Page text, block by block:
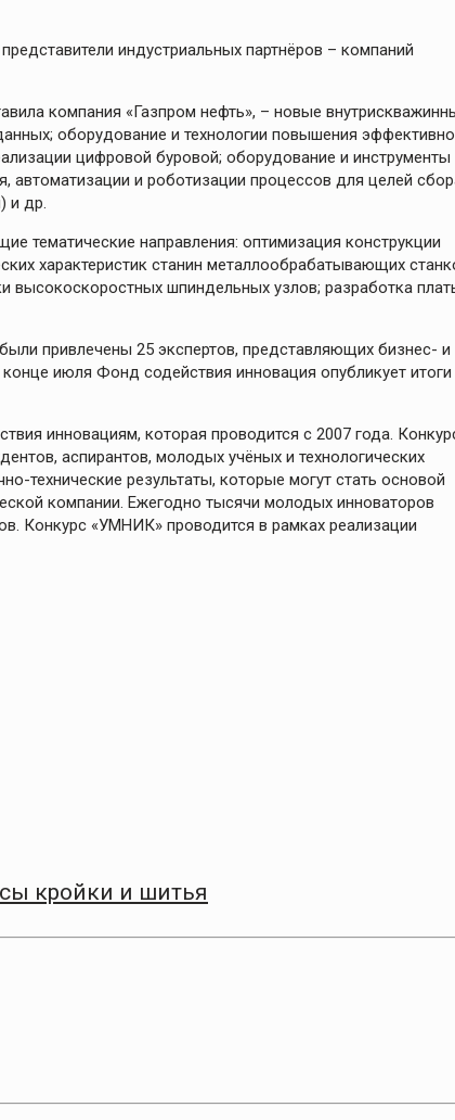
индустриальных партнёров – компаний
компания «Газпром нефть», – новые
оборудование и технологии повышения
цифровой буровой; оборудование и инструменты
автоматизации и роботизации процессов для целей
и др.
тематические направления: оптимизация конструкции
характеристик станин металлообрабатывающих
высокоскоростных шпиндельных узлов; разработка
привлечены 25 экспертов, представляющих бизнес- и
июля Фонд содействия инновация опубликует итоги
инновациям, которая проводится с 2007 года.
аспирантов, молодых учёных и технологических
технические результаты, которые могут стать основой
компании. Ежегодно тысячи молодых инноваторов
Конкурс «УМНИК» проводится в рамках реализации
кройки и шитья